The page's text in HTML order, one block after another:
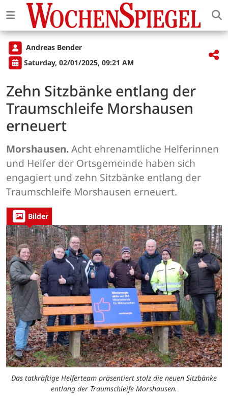
Andreas Bender
Saturday, 02/01/2025, 09:21 AM
Zehn Sitzbänke entlang der
Traumschleife Morshausen
erneuert
Morshausen.Acht ehrenamtliche Helferinnen
und Helfer der Ortsgemeinde haben sich
engagiert und zehn Sitzbänke entlang der
Traumschleife Morshausen erneuert.
Bilder
Das tatkräftige Helferteam präsentiert stolz die neuen Sitzbänke
entlang der Traumschleife Morshausen.